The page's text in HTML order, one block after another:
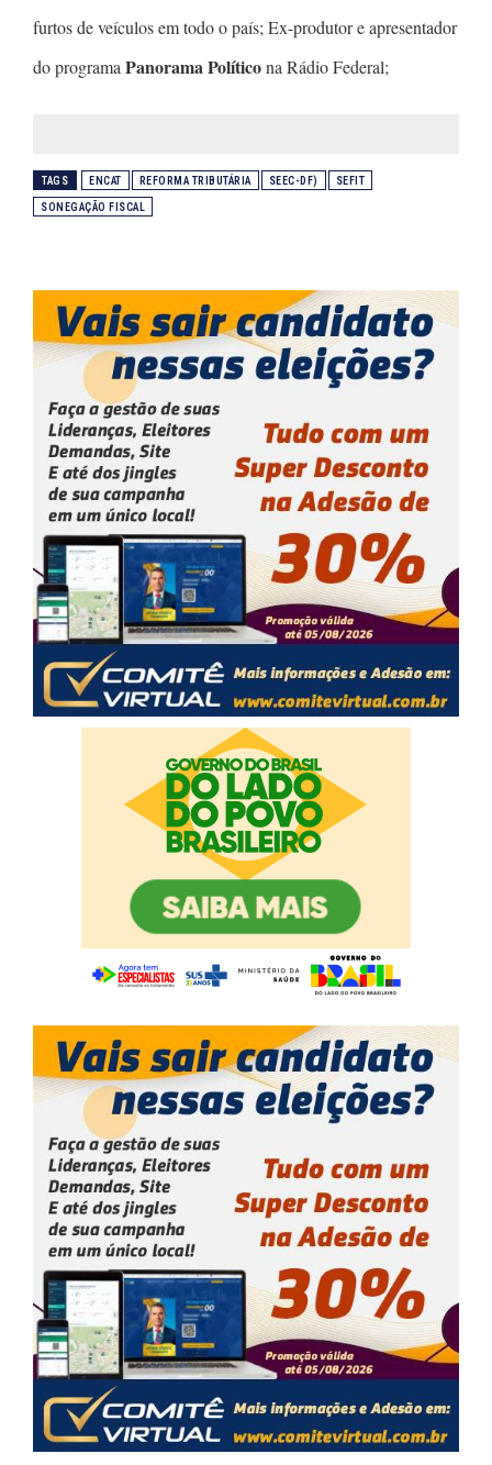
furtos de veículos em todo o país; Ex-produtor e apresentador
do programa Panorama Políticona Rádio Federal;
TAGS ENCAT REFORMA TRIBUTÁRIA SEEC-DF) SEFIT
SONEGAÇÃO FISCAL